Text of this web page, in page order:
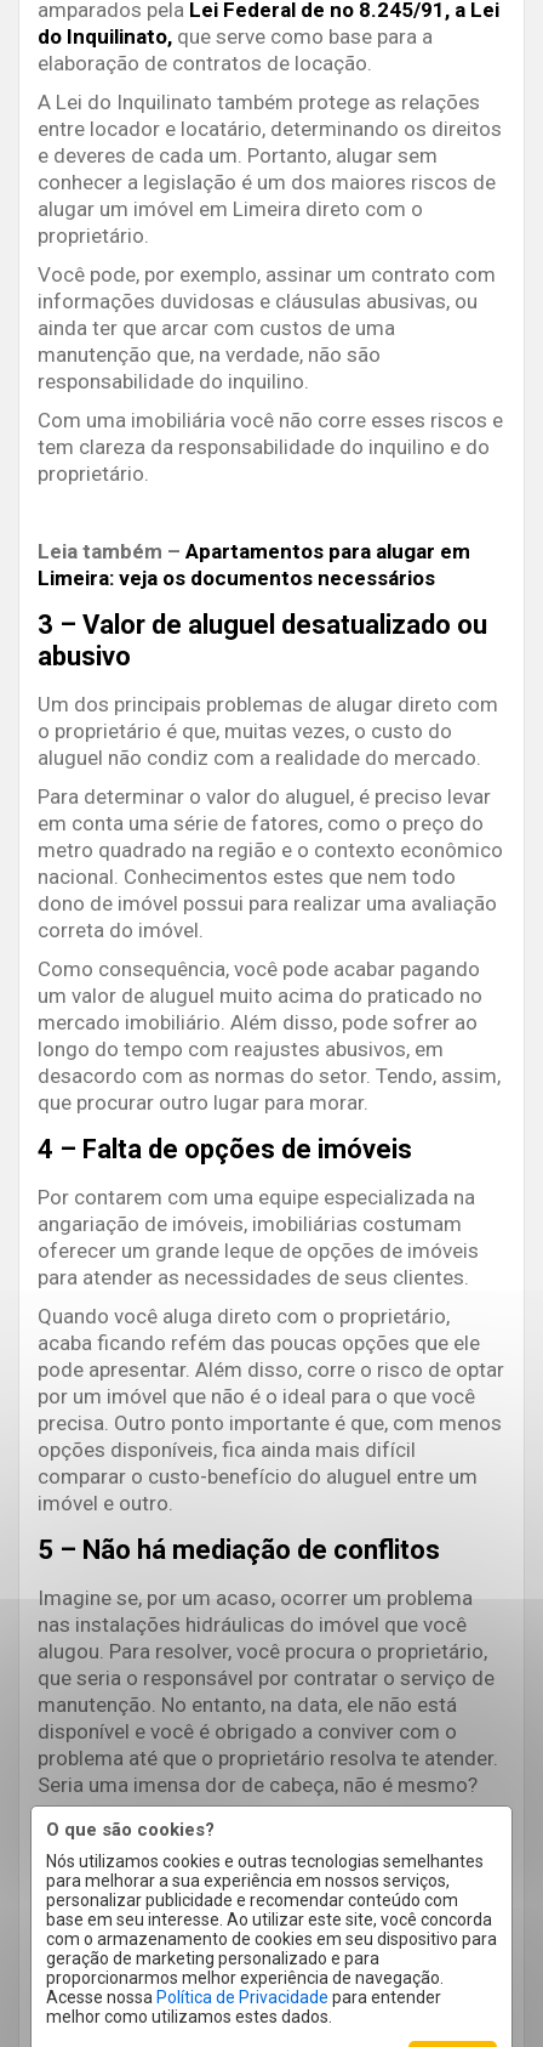
O que são cookies?
Nós utilizamos cookies e outras tecnologias semelhantes
para melhorar a sua experiência em nossos serviços,
personalizar publicidade e recomendar conteúdo com
base em seu interesse. Ao utilizar este site, você concorda
com o armazenamento de cookies em seu dispositivo para
geração de marketing personalizado e para
proporcionarmos melhor experiência de navegação.
Acesse nossa Política de Privacidade para entender
melhor como utilizamos estes dados.
amparados pela Lei Federal de no 8.245/91, a Lei
do Inquilinato, que serve como base para a
elaboração de contratos de locação.
A Lei do Inquilinato também protege as relações
entre locador e locatário, determinando os direitos
e deveres de cada um. Portanto, alugar sem
conhecer a legislação é um dos maiores riscos de
alugar um imóvel em Limeira direto com o
proprietário.
Você pode, por exemplo, assinar um contrato com
informações duvidosas e cláusulas abusivas, ou
ainda ter que arcar com custos de uma
manutenção que, na verdade, não são
responsabilidade do inquilino.
Com uma imobiliária você não corre esses riscos e
tem clareza da responsabilidade do inquilino e do
proprietário.
Leia também – Apartamentos para alugar em
Limeira: veja os documentos necessários
3 – Valor de aluguel desatualizado ou
abusivo
Um dos principais problemas de alugar direto com
o proprietário é que, muitas vezes, o custo do
aluguel não condiz com a realidade do mercado.
Para determinar o valor do aluguel, é preciso levar
em conta uma série de fatores, como o preço do
metro quadrado na região e o contexto econômico
nacional. Conhecimentos estes que nem todo
dono de imóvel possui para realizar uma avaliação
correta do imóvel.
Como consequência, você pode acabar pagando
um valor de aluguel muito acima do praticado no
mercado imobiliário. Além disso, pode sofrer ao
longo do tempo com reajustes abusivos, em
desacordo com as normas do setor. Tendo, assim,
que procurar outro lugar para morar.
4 – Falta de opções de imóveis
Por contarem com uma equipe especializada na
angariação de imóveis, imobiliárias costumam
oferecer um grande leque de opções de imóveis
para atender as necessidades de seus clientes.
Quando você aluga direto com o proprietário,
acaba ficando refém das poucas opções que ele
pode apresentar. Além disso, corre o risco de optar
por um imóvel que não é o ideal para o que você
precisa. Outro ponto importante é que, com menos
opções disponíveis, fica ainda mais difícil
comparar o custo-benefício do aluguel entre um
imóvel e outro.
5 – Não há mediação de conflitos
Imagine se, por um acaso, ocorrer um problema
nas instalações hidráulicas do imóvel que você
alugou. Para resolver, você procura o proprietário,
que seria o responsável por contratar o serviço de
manutenção. No entanto, na data, ele não está
disponível e você é obrigado a conviver com o
problema até que o proprietário resolva te atender.
Seria uma imensa dor de cabeça, não é mesmo?
Por isso é tão importante o papel de uma
imobiliária que, por ter uma equipe sempre à
disposição dos clientes, consegue resolver com
mais agilidade qualquer imprevisto. Além disso, a
relação com a imobiliária é muito mais
profissional, o que pode facilitar a resolução de
possíveis conflitos.
6 – Risco de ser golpe